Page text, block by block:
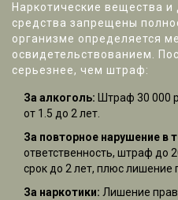
Наркотические вещества
средства запрещены
организме определяется
освидетельствованием.
серьезнее, чем штраф:
За алкоголь: Штраф 30 000
от 1.5 до 2 лет.
За повторное нарушение в
ответственность, штраф до
срок до 2 лет, плюс лишение
За наркотики: Лишение прав